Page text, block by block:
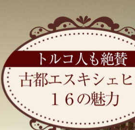
ウルグアイ
キューバ
コスタリカ
セントルシア
ドミニカ共和国
ハイチ
パラグアイ
スイス
スロベニア
デンマーク
ハンガリー
ブルガリア
ポルトガル
ルクセンブルク